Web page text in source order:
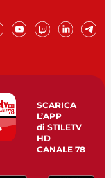
SCARICA
L’APP
di STILETV
HD
CANALE 78